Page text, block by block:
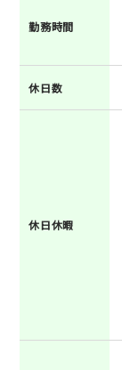
勤務時間
休日数
休日休暇